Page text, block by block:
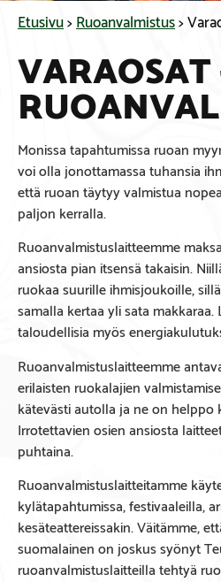
Etusivu>Ruoanvalmistus>
Monissa tapahtumissa ruoan
voi olla jonottamassa tuhansia
että ruoan täytyy valmistua
paljon kerralla.
Ruoanvalmistuslaitteemme
ansiosta pian itsensä takaisin.
ruokaa suurille ihmisjoukoille,
samalla kertaa yli sata
taloudellisia myös
Ruoanvalmistuslaitteemme
erilaisten ruokalajien
kätevästi autolla ja ne on helppo
Irrotettavien osien ansiosta
puhtaina.
Ruoanvalmistuslaitteitamme
kylätapahtumissa, festivaaleilla,
kesäteattereissakin. Väitämme,
suomalainen on joskus syönyt
ruoanvalmistuslaitteilla tehtyä